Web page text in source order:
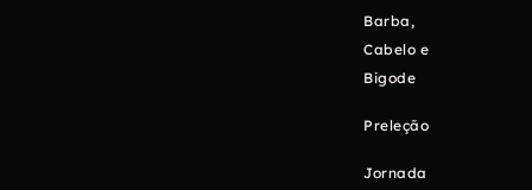
Barba,
Cabelo e
Bigode
Preleção
Jornada